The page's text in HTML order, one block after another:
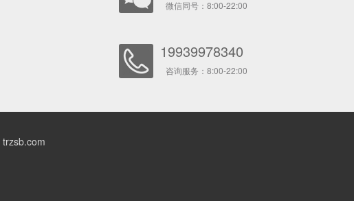
微信同号：8:00-22:00
19939978340
咨询服务：8:00-22:00
trzsb.com